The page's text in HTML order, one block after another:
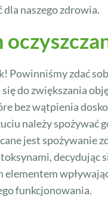
naszego zdrowia.
Powinniśmy zdać
do zwiększania
bez wątpienia
należy spożywać
jest spożywanie
decydując
funkcjonowania.